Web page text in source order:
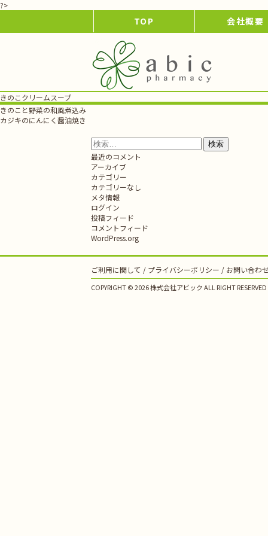
?>
TOP 会社概要
きのこクリームスープ
投
稿
きのこと野菜の和風煮込み
カジキのにんにく醤油焼き
検
索:
最近のコメント
アーカイブ
カテゴリー
カテゴリーなし
メタ情報
ログイン
投稿フィード
コメントフィード
WordPress.org
ご利用に関して プライバシーポリシー お問い合わ
COPYRIGHT © 2026 株式会社アビック ALL RIGHT RESERVED